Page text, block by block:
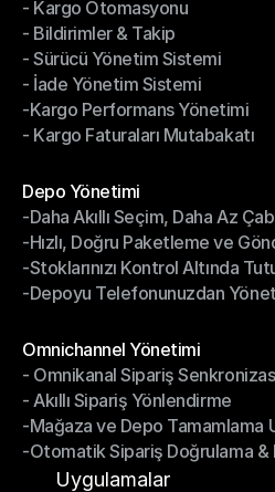
- Çoklu Taşıyıcı Entegrasyonu
- Kargo Otomasyonu
- Kargo Otomasyonu
- Bildirimler & Takip
- Bildirimler & Takip
- Sürücü Yönetim Sistemi
- Sürücü Yönetim Sistemi
- İade Yönetim Sistemi
- İade Yönetim Sistemi
-Kargo Performans Yönetimi
-Kargo Performans Yönetimi
- Kargo Faturaları Mutabakatı
Depo Yönetimi
Depo Yönetimi
-Daha Akıllı Seçim, Daha Az
-Daha Akıllı Seçim, Daha Az
-Hızlı, Doğru Paketleme ve
-Hızlı, Doğru Paketleme ve
-Stoklarınızı Kontrol Altında
-Stoklarınızı Kontrol Altında
-Depoyu Telefonunuzdan
Omnichannel Yönetimi
Omnichannel Yönetimi
- Omnikanal Sipariş
- Omnikanal Sipariş
- Akıllı Sipariş Yönlendirme
- Akıllı Sipariş Yönlendirme
-Mağaza ve Depo Tamamlama
-Mağaza ve Depo Tamamlama
-Otomatik Sipariş Doğrulama &
-Otomatik Sipariş Doğrulama &
Uygulamalar